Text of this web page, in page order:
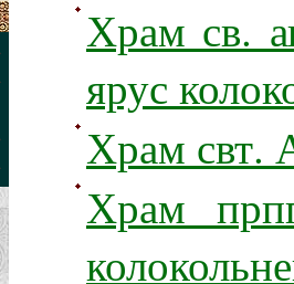
Храм св.
ярус
Храм свт.
Храм